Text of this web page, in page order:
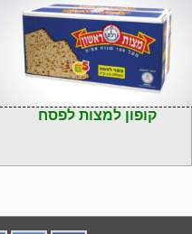
קופון למצות לפסח